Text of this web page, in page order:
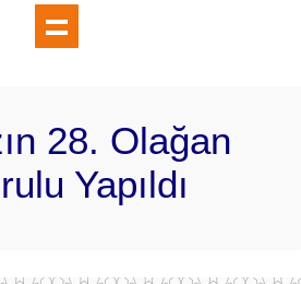
28. Olağan
Yapıldı